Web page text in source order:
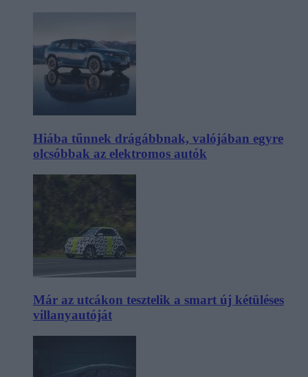
Hiába tűnnek drágábbnak, valójában egyre
olcsóbbak az elektromos autók
Már az utcákon tesztelik a smart új kétüléses
villanyautóját